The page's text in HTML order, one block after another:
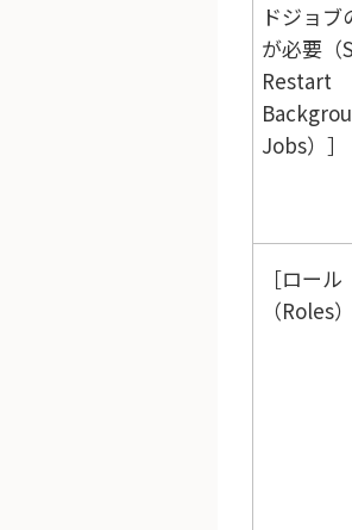
ドジョ
が必要（
Restart
Jobs）
ロール
（Roles